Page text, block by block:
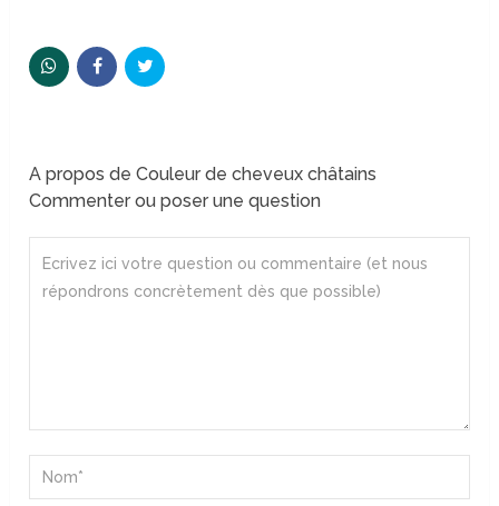
A propos de Couleur de cheveux châtains
Commenter ou poser une question